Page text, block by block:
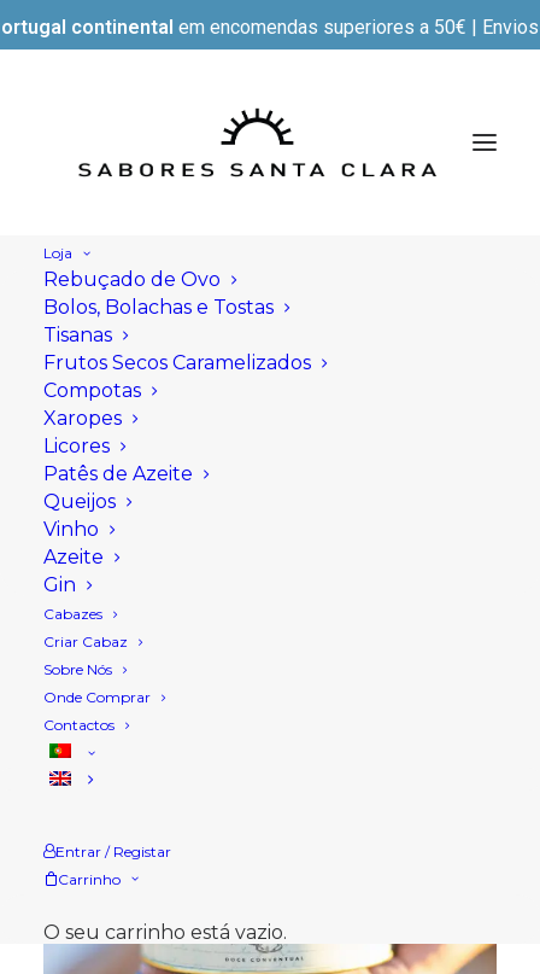
continental em encomendas superiores a 50€ |
Loja
Rebuçado de Ovo
Bolos, Bolachas e Tostas
Tisanas
Frutos Secos Caramelizados
Compotas
Xaropes
Licores
Patês de Azeite
Queijos
Vinho
Azeite
Gin
Cabazes
Criar Cabaz
Sobre Nós
Onde Comprar
Contactos
Entrar / Registar
Carrinho
O seu carrinho está vazio.